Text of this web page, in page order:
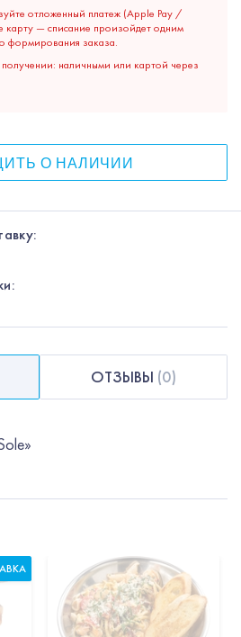
отложенный платеж (Apple Pay /
карту — списание произойдет одним
формирования заказа.
получении: наличными или картой через
О НАЛИЧИИ
ОТЗЫВЫ (0)